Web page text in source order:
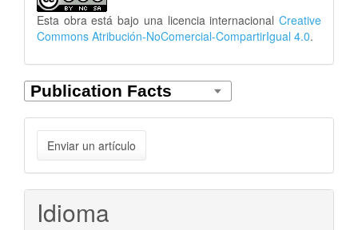
Esta obra está bajo una licencia internacional Creative
Commons Atribución-NoComercial-CompartirIgual 4.0.
Enviar
un
artículo
Enviar un artículo
Idioma